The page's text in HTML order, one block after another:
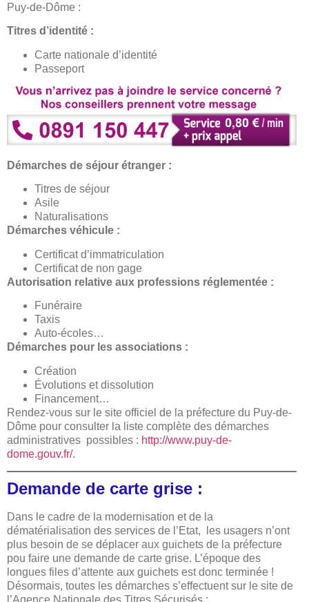
Puy-de-Dôme :
Titres d’identité :
Carte nationale d’identité
Passeport
Démarches de séjour étranger :
Titres de séjour
Asile
Naturalisations
Démarches véhicule :
Certificat d’immatriculation
Certificat de non gage
Autorisation relative aux professions réglementée :
Funéraire
Taxis
Auto-écoles…
Démarches pour les associations :
Création
Évolutions et dissolution
Financement…
Rendez-vous sur le site officiel de la préfecture du Puy-de-
Dôme pour consulter la liste complète des démarches
administratives possibles : http://www.puy-de-
dome.gouv.fr/.
Demande de carte grise :
Dans le cadre de la modernisation et de la
dématérialisation des services de l’Etat, les usagers n’ont
plus besoin de se déplacer aux guichets de la préfecture
pou faire une demande de carte grise. L’époque des
longues files d’attente aux guichets est donc terminée !
Désormais, toutes les démarches s’effectuent sur le site de
l’Agence Nationale des Titres Sécurisés :